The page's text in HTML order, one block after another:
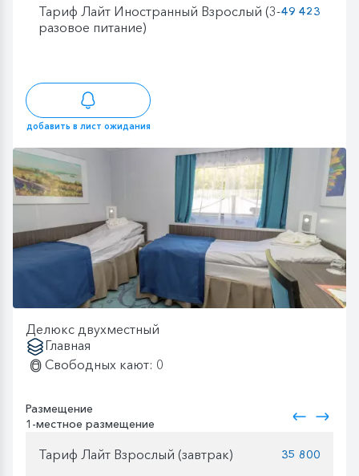
Тариф Лайт Иностранный Взрослый (3-
разовое питание)
49 423
добавить в лист ожидания
Делюкс двухместный
Главная
Свободных кают: 0
Размещение
1-местное размещение
Тариф Лайт Взрослый (завтрак) 35 800